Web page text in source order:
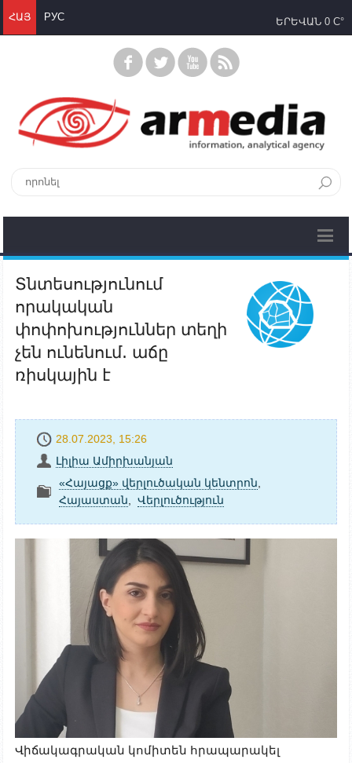
ՀԱՅ РУС ԵՐԵՎԱՆ 0 C°
Տնտեսությունում
որակական
փոփոխություններ տեղի
չեն ունենում․ աճը
ռիսկային է
28.07.2023, 15:26
Լիլիա Ամիրխանյան
«Հայացք» վերլուծական կենտրոն
Հայաստան
Վերլուծություն
Վիճակագրական կոմիտեն հրապարակել